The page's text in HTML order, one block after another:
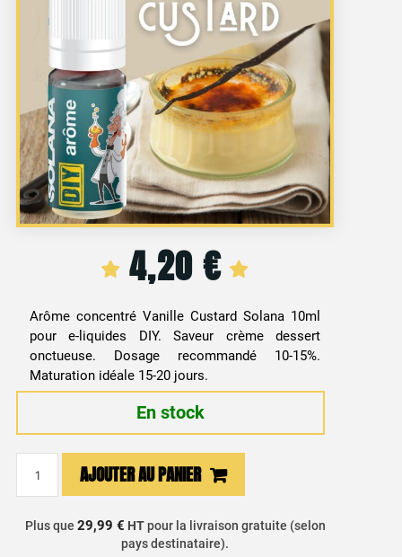
4,20 €
Arôme concentré Vanille Custard Solana 10ml
pour e-liquides DIY. Saveur crème dessert
onctueuse. Dosage recommandé 10-15%.
Maturation idéale 15-20 jours.
En stock
Concentré
AJOUTER AU PANIER
Plus que 29,99 € HTpour la livraison gratuite (selon
pays destinataire).